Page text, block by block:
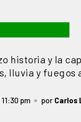
historia y la
lluvia y fuegos
11:30 pm por Carlos